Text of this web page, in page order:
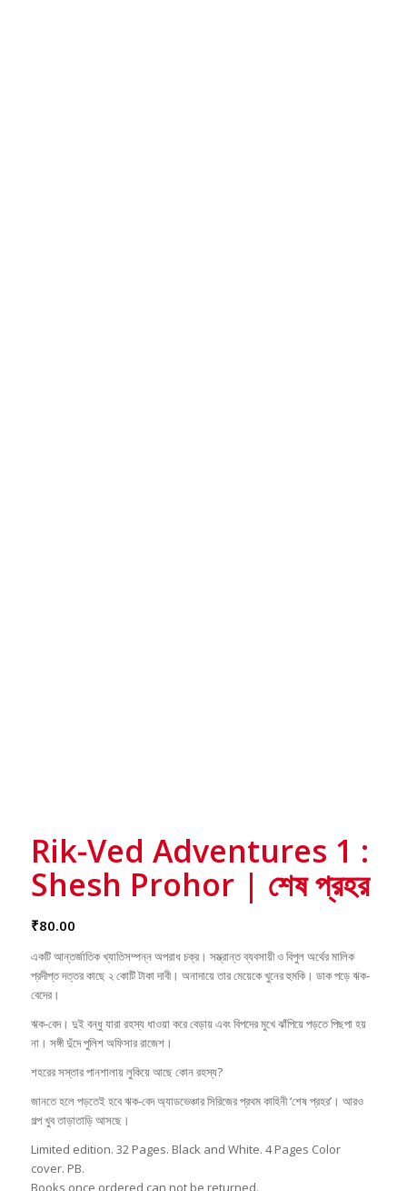
Rik-Ved Adventures 1 :
Shesh Prohor | শেষ প্রহর
₹80.00
একটি আন্তর্জাতিক খ্যাতিসম্পন্ন অপরাধ চক্র। সম্ভ্রান্ত ব্যবসায়ী ও বিপুল অর্থের মালিক
প্রদীপ্ত দত্তর কাছে ২ কোটি টাকা দাবী। অনাদায়ে তার মেয়েকে খুনের হুমকি। ডাক পড়ে ঋক-
বেদের।
ঋক-বেদ। দুই বন্ধু যারা রহস্য ধাওয়া করে বেড়ায় এবং বিপদের মুখে ঝাঁপিয়ে পড়তে পিছপা হয়
না। সঙ্গী দুঁদে পুলিশ অফিসার রাজেশ।
শহরের সস্তার পানশালায় লুকিয়ে আছে কোন রহস্য?
জানতে হলে পড়তেই হবে ঋক-বেদ অ্যাডভেঞ্চার সিরিজের প্রথম কাহিনী ‘শেষ প্রহর’। আরও
গল্প খুব তাড়াতাড়ি আসছে।
Limited edition. 32 Pages. Black and White. 4 Pages Color
cover. PB.
Books once ordered can not be returned.